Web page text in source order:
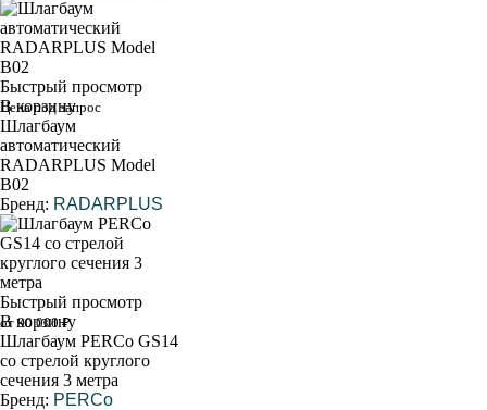
Быстрый просмотр
В корзину
Цена под запрос
Шлагбаум
автоматический
RADARPLUS Model
B02
Бренд: RADARPLUS
Быстрый просмотр
В корзину
от 90 000 ₽
Шлагбаум PERCo GS14
со стрелой круглого
сечения 3 метра
Бренд: PERCo